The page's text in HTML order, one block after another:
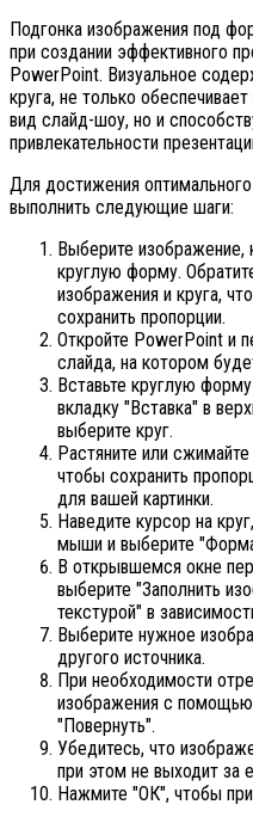
Подгонка изображения под
при создании эффективного
PowerPoint. Визуальное
круга, не только
вид слайд-шоу, но и
привлекательности
Для достижения
выполнить следующие шаги:
Выберите изображение,
круглую форму.
изображения и круга,
сохранить пропорции.
Откройте PowerPoint и
слайда, на котором
Вставьте круглую
вкладку "Вставка" в
выберите круг.
Растяните или
чтобы сохранить
для вашей картинки.
Наведите курсор на
мыши и выберите
В открывшемся окне
выберите "Заполнить
текстурой" в
Выберите нужное
другого источника.
При необходимости
изображения с
"Повернуть".
Убедитесь, что
при этом не выходит за
Нажмите "ОК", чтобы